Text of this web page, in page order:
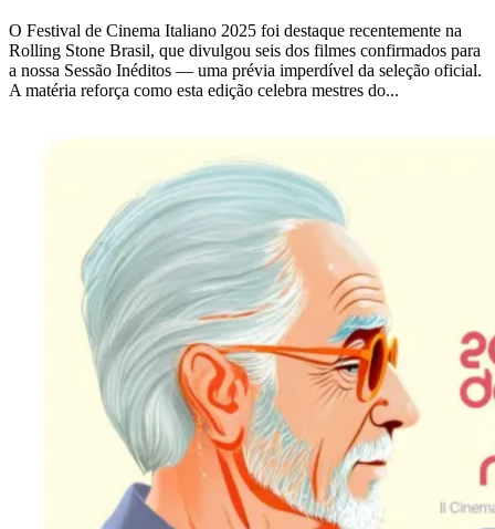
O Festival de Cinema Italiano 2025 foi destaque recentemente na
Rolling Stone Brasil, que divulgou seis dos filmes confirmados para
a nossa Sessão Inéditos — uma prévia imperdível da seleção oficial.
A matéria reforça como esta edição celebra mestres do...